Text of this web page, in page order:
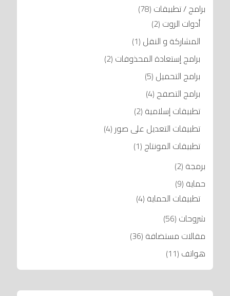
برامج / تطبيقات (78)
أدوات الروت (2)
المشاركة و النقل (1)
برامج إستعادة المحذوفات (2)
برامج التحميل (5)
برامج التصفح (4)
تطبيقات إسلامية (2)
تطبيقات التعديل على صور (4)
تطبيقات المونتاج (1)
برمجة (2)
حماية (9)
تطبيقات الحماية (4)
شروحات (56)
مقالات مستضافة (36)
هواتف (11)